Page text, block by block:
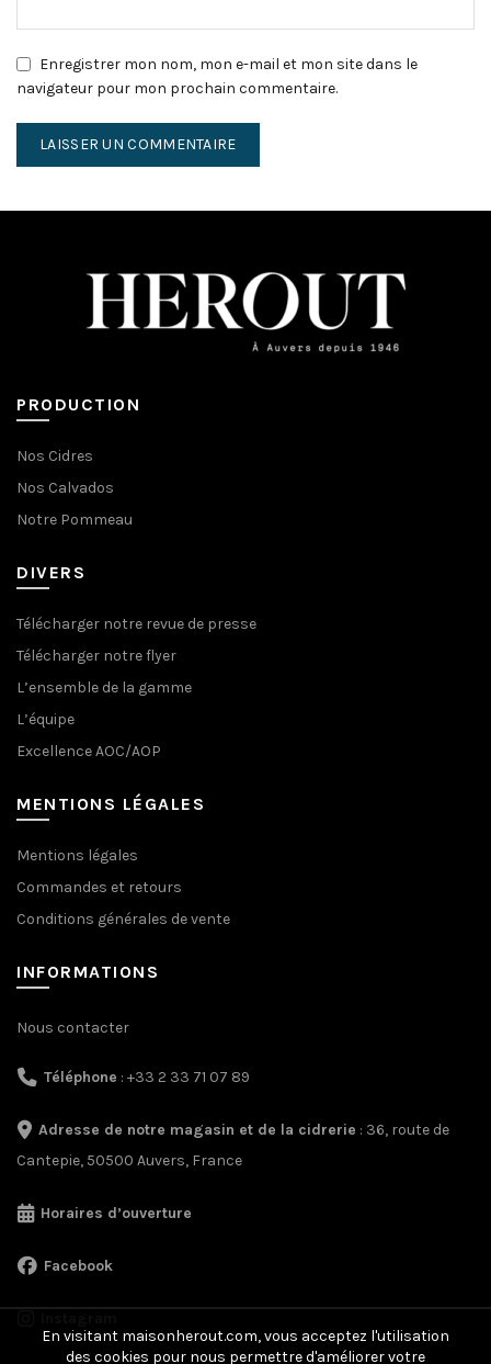
Enregistrer mon nom, mon e-mail et mon site dans le
navigateur pour mon prochain commentaire.
PRODUCTION
Nos Cidres
Nos Calvados
Notre Pommeau
DIVERS
Télécharger notre revue de presse
Télécharger notre flyer
L’ensemble de la gamme
L’équipe
Excellence AOC/AOP
MENTIONS LÉGALES
Mentions légales
Commandes et retours
Conditions générales de vente
INFORMATIONS
Nous contacter
Téléphone : +33 2 33 71 07 89
Adresse de notre magasin et de la cidrerie : 36, route de
Cantepie, 50500 Auvers, France
Horaires d’ouverture
Facebook
En visitant maisonherout.com, vous acceptez l'utilisation
des cookies pour nous permettre d'améliorer votre